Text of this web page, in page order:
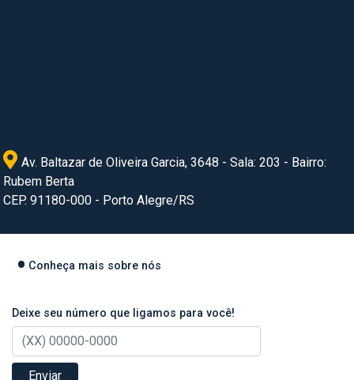
Av. Baltazar de Oliveira Garcia, 3648 - Sala: 203 - Bairro:
Rubem Berta
CEP. 91180-000 - Porto Alegre/RS
Conheça mais sobre nós
Deixe seu número que ligamos para você!
Enviar